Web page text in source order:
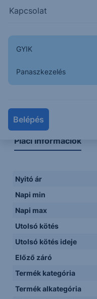
Kapcsolat
GYIK
Panaszkezelés
Belépés
Napon belüli Historikus
Piaci információk
Nyitó ár
Napi min
Napi max
Utolsó kötés
Utolsó kötés ideje
Előző záró
Termék kategória
Termék alkategória